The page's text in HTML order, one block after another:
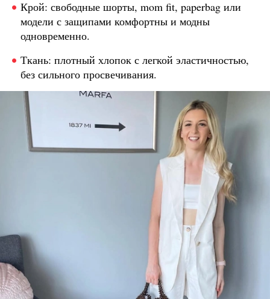
Крой: свободные шорты, mom fit, paperbag или
модели с защипами комфортны и модны
одновременно.
Ткань: плотный хлопок с легкой эластичностью,
без сильного просвечивания.